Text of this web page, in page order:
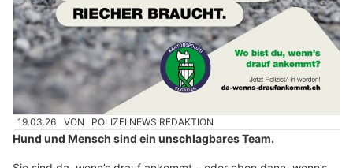
19.03.26 VON POLIZEI.NEWS REDAKTION
Hund und Mensch sind ein unschlagbares Team.